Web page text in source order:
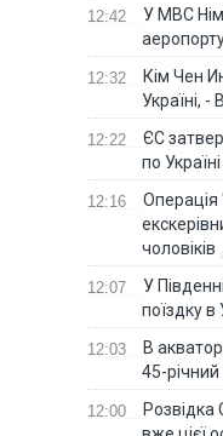
12:42
У МВС
12:32
Кім Чен
Україні, -
12:22
ЄС
по Україні
12:16
Операція
чоловіків
12:07
У
поїздку в
12:03
В
45-річний
12:00